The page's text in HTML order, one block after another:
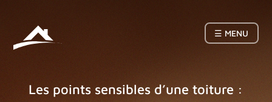
☰ MENU
Les points sensibles d’une toiture :